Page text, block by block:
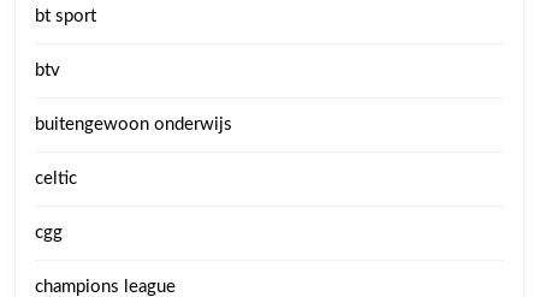
bt sport
btv
buitengewoon onderwijs
celtic
cgg
champions league